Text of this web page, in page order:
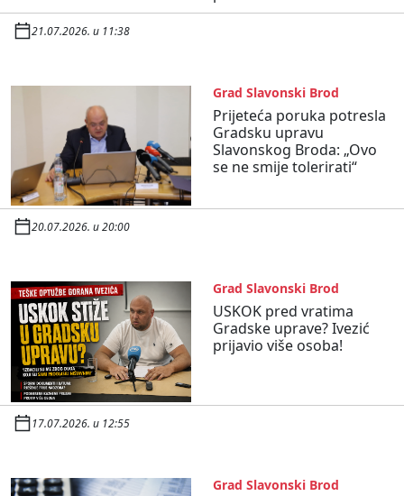
21.07.2026. u 11:38
Grad Slavonski Brod
Prijeteća poruka potresla
Gradsku upravu
Slavonskog Broda: „Ovo
se ne smije tolerirati“
20.07.2026. u 20:00
Grad Slavonski Brod
USKOK pred vratima
Gradske uprave? Ivezić
prijavio više osoba!
17.07.2026. u 12:55
Grad Slavonski Brod